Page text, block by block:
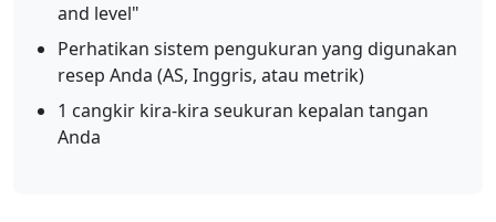
and level"
Perhatikan sistem pengukuran yang digunakan
resep Anda (AS, Inggris, atau metrik)
1 cangkir kira-kira seukuran kepalan tangan
Anda